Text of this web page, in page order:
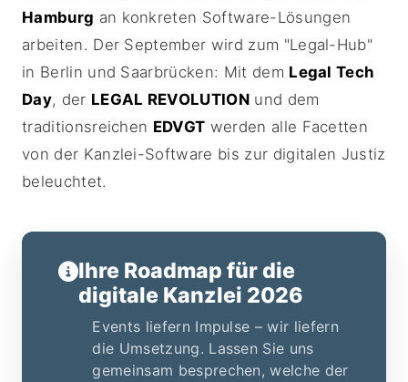
Hamburg an konkreten Software-Lösungen
arbeiten. Der September wird zum "Legal-Hub"
in Berlin und Saarbrücken: Mit dem Legal Tech
Day, der LEGAL REVOLUTION und dem
traditionsreichen EDVGT werden alle Facetten
von der Kanzlei-Software bis zur digitalen Justiz
beleuchtet.
Ihre Roadmap für die
digitale Kanzlei 2026
Events liefern Impulse – wir liefern
die Umsetzung. Lassen Sie uns
gemeinsam besprechen, welche der